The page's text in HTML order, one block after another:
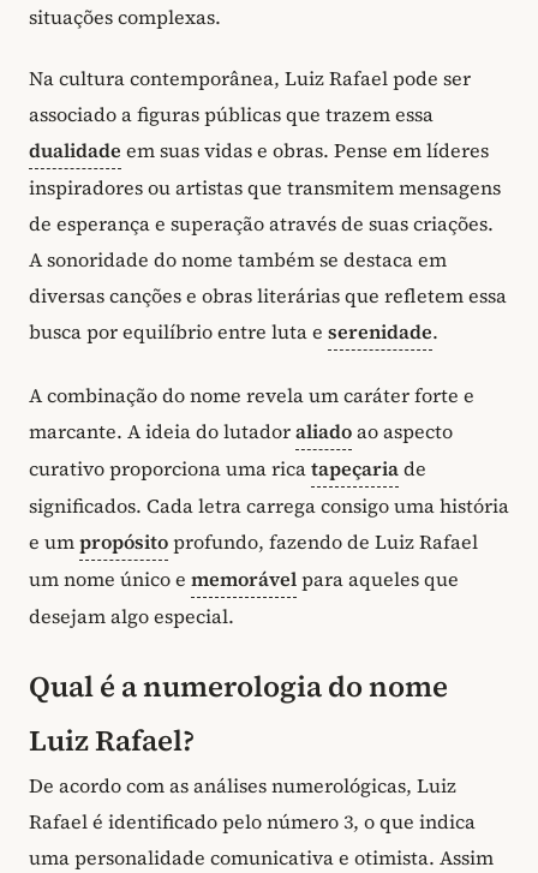
situações complexas.
Na cultura contemporânea, Luiz Rafael pode ser
associado a figuras públicas que trazem essa
dualidade em suas vidas e obras. Pense em líderes
inspiradores ou artistas que transmitem mensagens
de esperança e superação através de suas criações.
A sonoridade do nome também se destaca em
diversas canções e obras literárias que refletem essa
busca por equilíbrio entre luta e serenidade.
A combinação do nome revela um caráter forte e
marcante. A ideia do lutadoraliadoao aspecto
curativo proporciona uma ricatapeçariade
significados. Cada letra carrega consigo uma história
e umpropósitoprofundo, fazendo de Luiz Rafael
um nome único e memorávelpara aqueles que
desejam algo especial.
Qual é a numerologia do nome
Luiz Rafael?
De acordo com as análises numerológicas, Luiz
Rafael é identificado pelo número 3, o que indica
uma personalidade comunicativa e otimista. Assim